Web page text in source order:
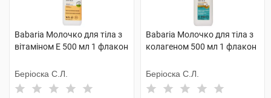
Babaria Молочко для тіла з
вітаміном Е 500 мл 1 флакон
Беріоска С.Л.
Babaria Молочко для тіла з
колагеном 500 мл 1 флакон
Беріоска С.Л.